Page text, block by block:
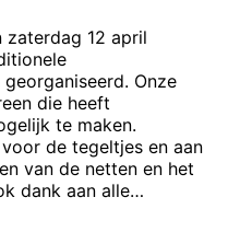
zaterdag 12 april
Onze
die heeft
te maken.
de tegeltjes en aan
van de netten en het
dank aan alle…